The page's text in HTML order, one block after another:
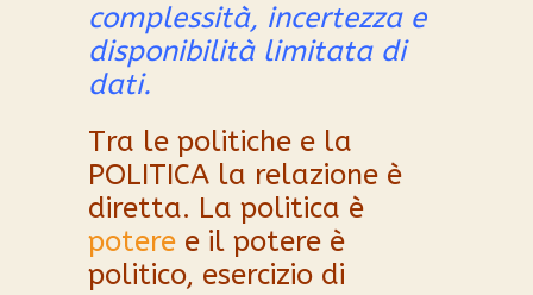
complessità, incertezza e
disponibilità limitata di
dati.
Tra le politiche e la
POLITICA la relazione è
diretta. La politica è
potere e il potere è
politico, esercizio di